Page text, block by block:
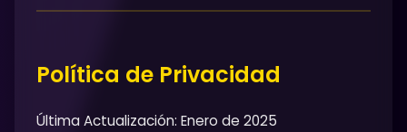
Política de Privacidad
Última Actualización: Enero de 2025